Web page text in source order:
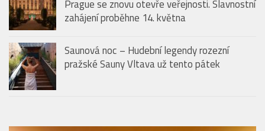
Saunová noc – Hudební legendy rozezní
pražské Sauny Vltava už tento pátek